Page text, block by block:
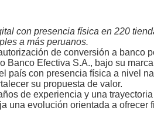
con presencia física en 220
a más peruanos.
de conversión a banco
Banco Efectiva S.A., bajo su
país con presencia física a nivel
su propuesta de valor.
de experiencia y una
una evolución orientada a ofrecer